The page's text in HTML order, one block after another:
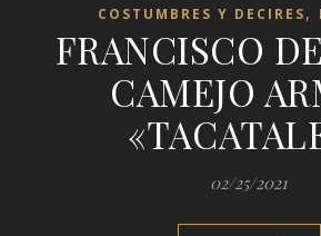
COSTUMBRES Y DECIRES,
FRANCISCO
CAMEJO
02/25/2021